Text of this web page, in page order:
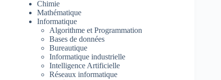
Chimie
Mathématique
Informatique
Algorithme et Programmation
Bases de données
Bureautique
Informatique industrielle
Intelligence Artificielle
Réseaux informatique